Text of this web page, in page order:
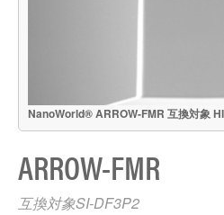
NanoWorld® ARROW-FMR 互換対象
ARROW-FMR
互換対象SI-DF3P2